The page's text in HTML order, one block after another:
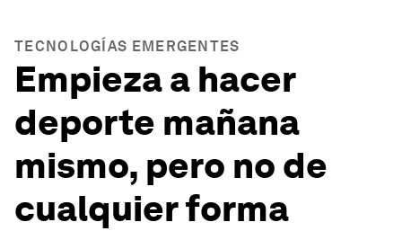
TECNOLOGÍAS EMERGENTES
Empieza a hacer
deporte mañana
mismo, pero no de
cualquier forma